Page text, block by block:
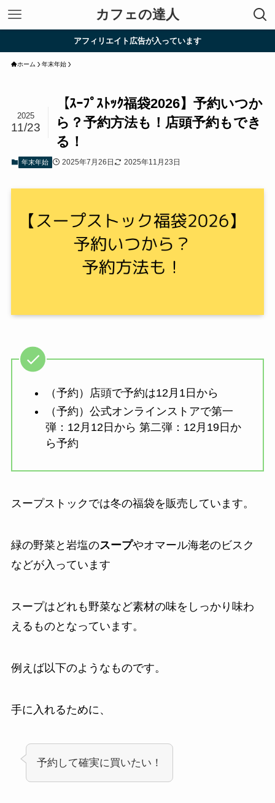
カフェの達人
アフィリエイト広告が入っています
ホーム 年末年始
【ｽｰﾌﾟｽﾄｯｸ福袋2026】予約いつか
ら？予約方法も！店頭予約もでき
る！
2025
11/23
年末年始 2025年7月26日 2025年11月23日
（予約）店頭で予約は12月1日から
（予約）公式オンラインストアで第一
弾：12月12日から 第二弾：12月19日か
ら予約
スープストックでは冬の福袋を販売しています。
緑の野菜と岩塩のスープやオマール海老のビスク
などが入っています
スープはどれも野菜など素材の味をしっかり味わ
えるものとなっています。
例えば以下のようなものです。
手に入れるために、
予約して確実に買いたい！